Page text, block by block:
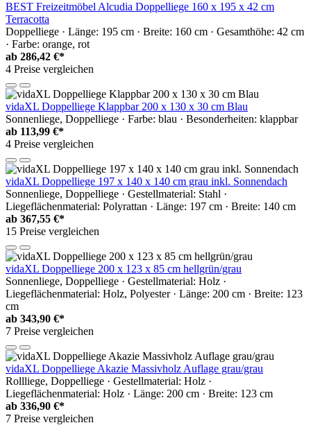
BEST Freizeitmöbel Alcudia Doppelliege 160 x 195 x 42 cm
Terracotta
Doppelliege · Länge: 195 cm · Breite: 160 cm · Gesamthöhe: 42 cm
· Farbe: orange, rot
ab 286,42 €*
4 Preise vergleichen
vidaXL Doppelliege Klappbar 200 x 130 x 30 cm Blau
Sonnenliege, Doppelliege · Farbe: blau · Besonderheiten: klappbar
ab 113,99 €*
4 Preise vergleichen
vidaXL Doppelliege 197 x 140 x 140 cm grau inkl. Sonnendach
Sonnenliege, Doppelliege · Gestellmaterial: Stahl ·
Liegeflächenmaterial: Polyrattan · Länge: 197 cm · Breite: 140 cm
ab 367,55 €*
15 Preise vergleichen
vidaXL Doppelliege 200 x 123 x 85 cm hellgrün/grau
Sonnenliege, Doppelliege · Gestellmaterial: Holz ·
Liegeflächenmaterial: Holz, Polyester · Länge: 200 cm · Breite: 123
cm
ab 343,90 €*
7 Preise vergleichen
vidaXL Doppelliege Akazie Massivholz Auflage grau/grau
Rollliege, Doppelliege · Gestellmaterial: Holz ·
Liegeflächenmaterial: Holz · Länge: 200 cm · Breite: 123 cm
ab 336,90 €*
7 Preise vergleichen